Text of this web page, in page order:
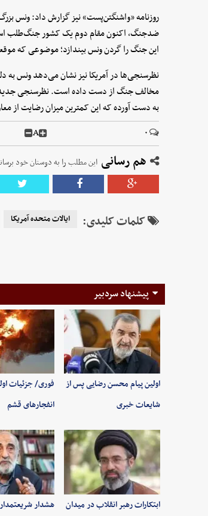
روزنامه «واشنگتن‌پست» نیز گزارش داد: ونس
ضدجنگ، اکنون مقام دوم یک کشور جنگ‌طلب
این جنگ را گردن ونس بیندازد؛ موضوعی که
نظرسنجی‌ها در آمریکا نیز نشان می‌دهد ونس به
به دست آورده که این کمترین میزان رضایت از
۰ A
هم رسانی این مطلب را به دوستان خود
کلمات کلیدی: ایالات متحده آمریکا
پیشنهاد سردبیر
اولین پیام محسن رضایی پس از
شایعات خبری
فوری/ جزئیات
انفجارهای قشم
ابتکارات رهبر انقلاب در میدان هشدار